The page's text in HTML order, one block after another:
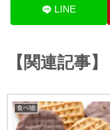
LINE
【関連記事】
食べ物